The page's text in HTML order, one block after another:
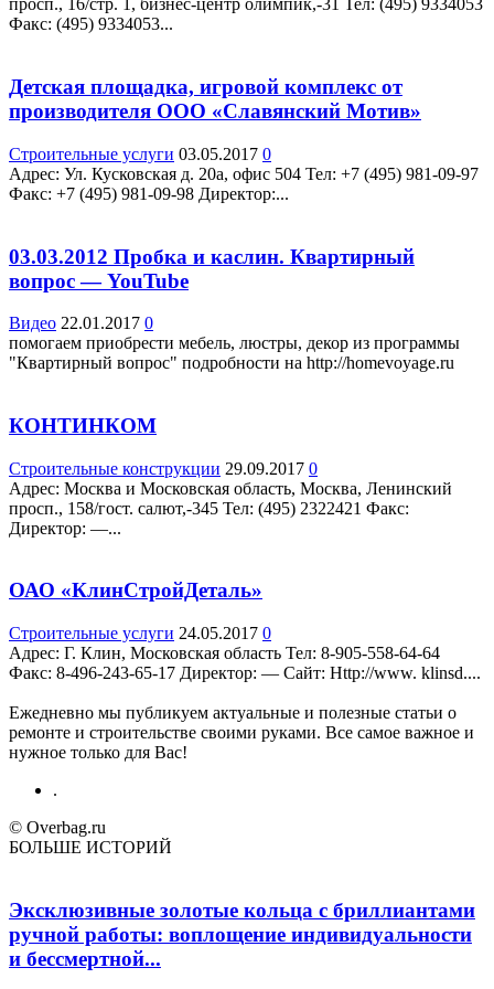
просп., 16/стр. 1, бизнес-центр олимпик,-31 Teл: (495) 9334053
Факс: (495) 9334053...
Детская площадка, игровой комплекс от
производителя ООО «Славянский Мотив»
Строительные услуги 03.05.2017 0
Адрес: Ул. Кусковская д. 20а, офис 504 Teл: +7 (495) 981-09-97
Факс: +7 (495) 981-09-98 Директор:...
03.03.2012 Пробка и каслин. Квартирный
вопрос — YouTube
Видео 22.01.2017 0
помогаем приобрести мебель, люстры, декор из программы
"Квартирный вопрос" подробности на http://homevoyage.ru
КОНТИНКОМ
Строительные конструкции 29.09.2017 0
Адрес: Москва и Московская область, Москва, Ленинский
просп., 158/гост. салют,-345 Teл: (495) 2322421 Факс:
Директор: —...
ОАО «КлинСтройДеталь»
Строительные услуги 24.05.2017 0
Адрес: Г. Клин, Московская область Teл: 8-905-558-64-64
Факс: 8-496-243-65-17 Директор: — Сайт: Http://www. klinsd....
Ежедневно мы публикуем актуальные и полезные статьи о
ремонте и строительстве своими руками. Все самое важное и
нужное только для Вас!
.
© Overbag.ru
БОЛЬШЕ ИСТОРИЙ
Эксклюзивные золотые кольца с бриллиантами
ручной работы: воплощение индивидуальности
и бессмертной...